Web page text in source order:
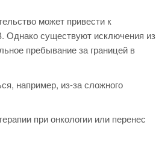
может привести к
Однако существуют исключения из
пребывание за границей в
например, из-за сложного
при онкологии или перенес